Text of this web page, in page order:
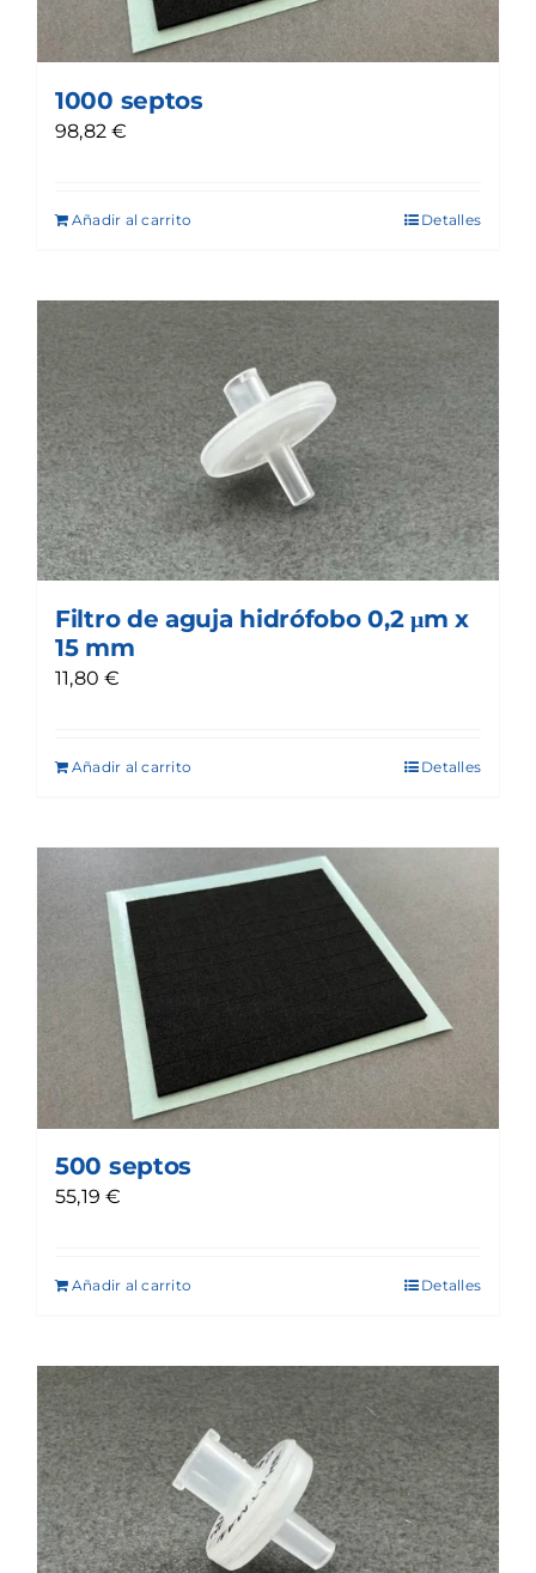
1000 septos
98,82€
Añadir al carrito Detalles
Filtro de aguja hidrófobo 0,2 μm x
15 mm
11,80€
Añadir al carrito Detalles
500 septos
55,19€
Añadir al carrito Detalles